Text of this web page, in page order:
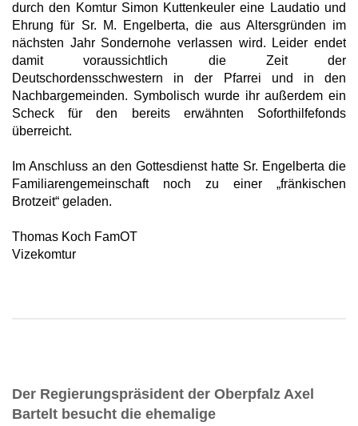
durch den Komtur Simon Kuttenkeuler eine Laudatio und
Ehrung für Sr. M. Engelberta, die aus Altersgründen im
nächsten Jahr Sondernohe verlassen wird. Leider endet
damit voraussichtlich die Zeit der
Deutschordensschwestern in der Pfarrei und in den
Nachbargemeinden. Symbolisch wurde ihr außerdem ein
Scheck für den bereits erwähnten Soforthilfefonds
überreicht.
Im Anschluss an den Gottesdienst hatte Sr. Engelberta die
Familiarengemeinschaft noch zu einer „fränkischen
Brotzeit“ geladen.
Thomas Koch FamOT
Vizekomtur
Der Regierungspräsident der Oberpfalz Axel
Bartelt besucht die ehemalige